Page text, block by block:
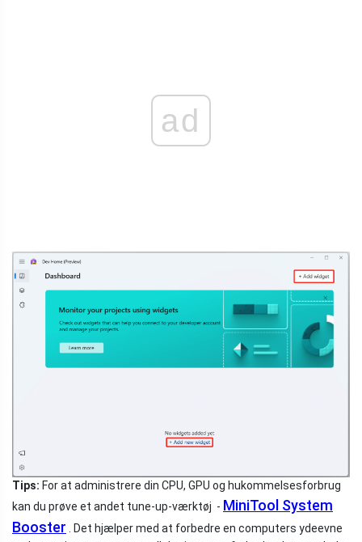
ad
Tips: For at administrere din CPU, GPU og hukommelsesforbrug
kan du prøve et andet tune-up-værktøj - MiniTool System
Booster . Det hjælper med at forbedre en computers ydeevne